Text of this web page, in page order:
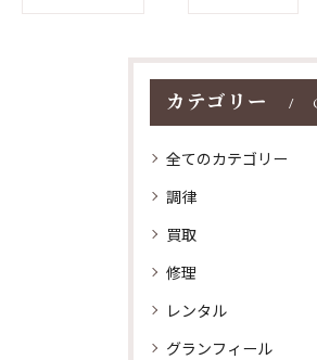
カテゴリー
全てのカテゴリー
調律
買取
修理
レンタル
グランフィール